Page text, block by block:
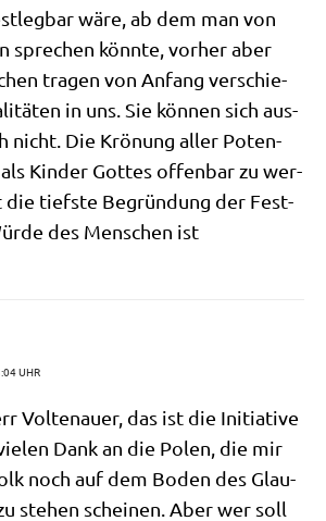
wäre, ab dem man von
spre­chen könn­te, vor­her aber
tra­gen von Anfang ver­schie­
in uns. Sie kön­nen sich aus­
nicht. Die Krö­nung aller Poten­
Kin­der Got­tes offen­bar zu wer­
die tief­ste Begrün­dung der Fest­
des Men­schen ist
UHR
Vol­ten­au­er, das ist die Initia­ti­ve
Dank an die Polen, die mir
noch auf dem Boden des Glau­
ste­hen schei­nen. Aber wer soll